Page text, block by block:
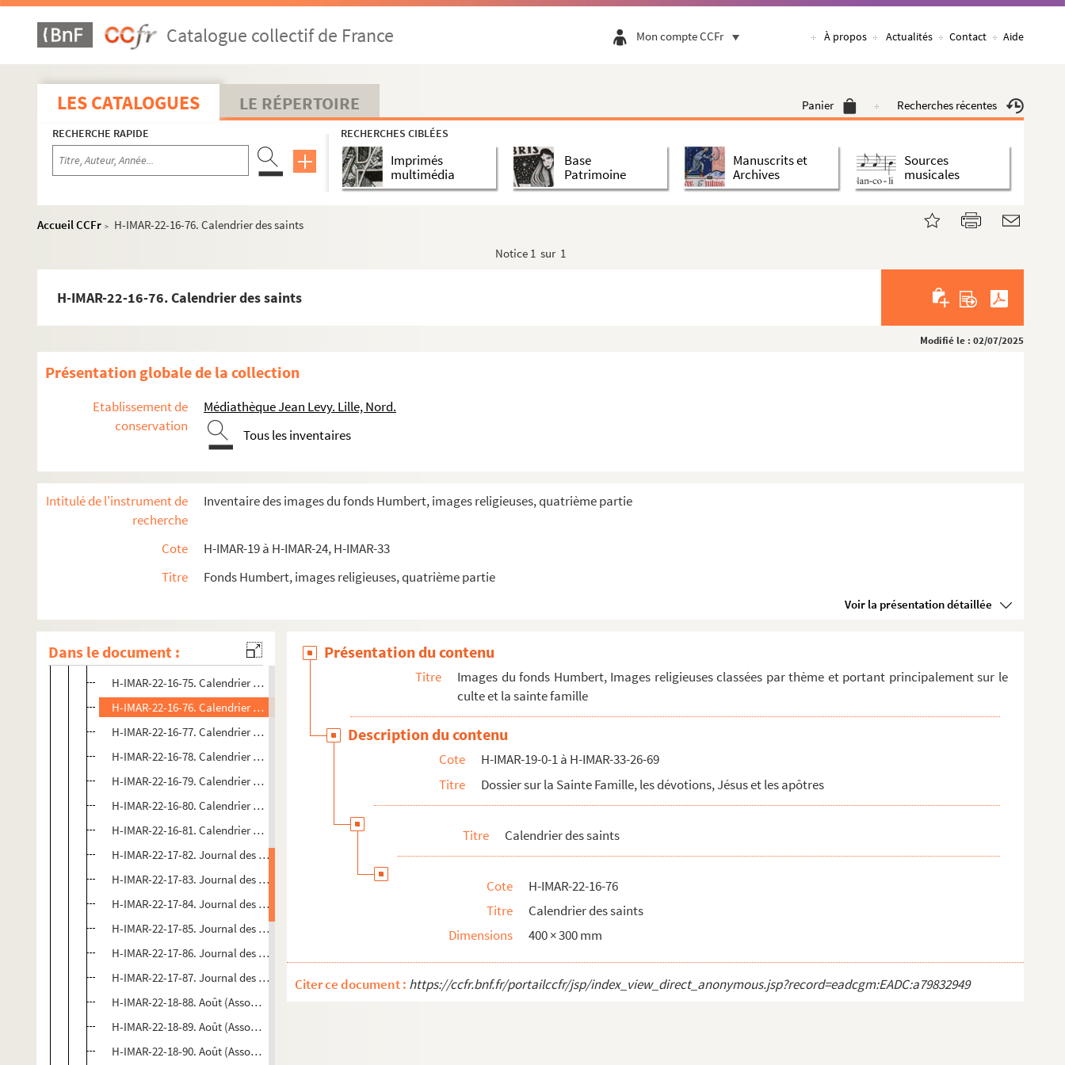
Catalogue collectif de France Mon compte CCFr À propos Actualités Contact Aide
LES CATALOGUES LE RÉPERTOIRE Panier Recherches récentes
RECHERCHE RAPIDE RECHERCHES CIBLÉES
Imprimés
multimédia
Base
Patrimoine
Manuscrits et
Archives
Sources
musicales
Accueil CCFr >
H-IMAR-22-16-76. Calendrier des saints
Notice 1 sur 1
H-IMAR-22-16-76. Calendrier des saints
Modifié le : 02/07/2025
Présentation globale de la collection
Etablissement de
conservation
Médiathèque Jean Levy. Lille, Nord.
Tous les inventaires
Intitulé de l'instrument de
recherche
Inventaire des images du fonds Humbert, images religieuses, quatrième partie
Cote
H-IMAR-19 à H-IMAR-24, H-IMAR-33
Titre
Fonds Humbert, images religieuses, quatrième partie
Voir la présentation détaillée
Dans le document :
Saint Barthelemy
Saint André
Saint Jude
Saint Luc
Saint Marc
Saint Jean
Sainte Marie, sainte Marthe et autres
H-IMAR-22-11-65. AVCtor Fratrum
H-IMAR-22-12-66. Les deux cents Bénédictains martyrs de saint Pierre de Cardena
H-IMAR-22-14-68. Incipit prologus undecinulibri
H-IMAR-22-15-69. Nouvelles fleurs des vies des saints
H-IMAR-22-16-71. Calendrier des saints
H-IMAR-22-16-73. Calendrier des saints
H-IMAR-22-16-74. Calendrier des saints
H-IMAR-22-16-75. Calendrier des saints
H-IMAR-22-16-76. Calendrier des saints
H-IMAR-22-16-77. Calendrier des saints
H-IMAR-22-16-78. Calendrier des saints
H-IMAR-22-16-79. Calendrier des saints
H-IMAR-22-16-80. Calendrier des saints
H-IMAR-22-16-81. Calendrier des saints
H-IMAR-22-17-82. Journal des saints
H-IMAR-22-17-83. Journal des saints
H-IMAR-22-17-84. Journal des saints
H-IMAR-22-17-85. Journal des saints
H-IMAR-22-17-86. Journal des saints
H-IMAR-22-17-87. Journal des saints
H-IMAR-22-18-88. Août (Assomption)-Juin (Nativité de saint Jean-Baptiste)
H-IMAR-22-18-89. Août (Assomption)-Juin (Nativité de saint Jean-Baptiste)
H-IMAR-22-18-90. Août (Assomption)-Juin (Nativité de saint Jean-Baptiste)
Présentation du contenu
Titre
Images du fonds Humbert, Images religieuses classées par thème et portant principalement sur le
culte et la sainte famille
Description du contenu
Cote
H-IMAR-19-0-1 à H-IMAR-33-26-69
Titre
Dossier sur la Sainte Famille, les dévotions, Jésus et les apôtres
Titre Calendrier des saints
Cote
H-IMAR-22-16-76
Titre
Calendrier des saints
Dimensions
400 × 300 mm
Citer ce document : https://ccfr.bnf.fr/portailccfr/jsp/index_view_direct_anonymous.jsp?record=eadcgm:EADC:a79832949